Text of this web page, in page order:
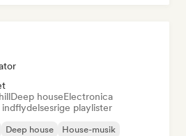
Deep houseElectronica
playlister
Deep house
House-musik